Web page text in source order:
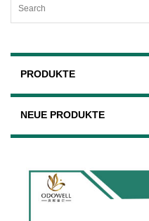
PRODUKTE
NEUE PRODUKTE